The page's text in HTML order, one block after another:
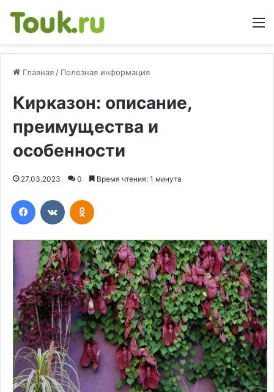
Главная / Полезная информация
Кирказон: описание,
преимущества и
особенности
27.03.2023 0 Время чтения: 1 минута